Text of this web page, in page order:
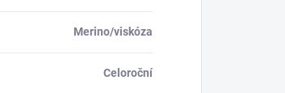
Merino/viskóza
Celoroční